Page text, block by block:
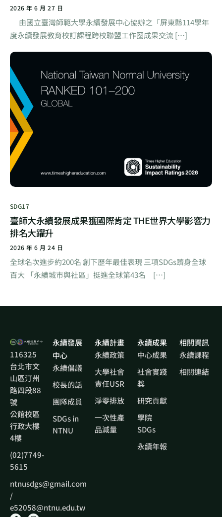
2026 年 6 月 27 日
由國立臺灣師範大學永續發展中心協辦之「屏東縣114學年
度永續發展教育校訂課程跨校聯盟工作圈成果交流 […]
SDG17
臺師大永續發展成果獲國際肯定 THE世界大學影響力
排名大躍升
2026 年 6 月 24 日
全球名次進步約200名 創下歷年最佳表現 三項SDGs躋身全球
百大 「永續城市與社區」挺進全球第43名 […]
116325
台北市文
山區汀州
路四段88
號
公館校區
行政大樓
4樓
(02)7749-
5615
ntnusdgs@gmail.com
/
e52058@ntnu.edu.tw
永續發展
中心
永續倡議
校長的話
團隊成員
SDGs in
NTNU
永續計畫
永續政策
大學社會
責任USR
淨零排放
一次性產
品減量
永續成果
中心成果
社會實踐
獎
研究貢獻
學院
SDGs
永續年報
相關資訊
永續課程
相關連結